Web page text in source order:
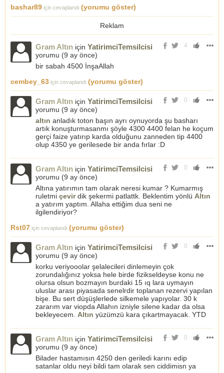
bashar89 için cevaplandı (yorumu göster)
Reklam
4
Gram Altın için YatirimciTemsilcisi
yorumu (9 ay önce)
bir sabah 4500 İnşaAllah
cembey_63 için cevaplandı (yorumu göster)
0
Gram Altın için YatirimciTemsilcisi
yorumu (9 ay önce)
altın anladık toton başın ayrı oynuyorda şu basharı
artık konuşturmasanmı şöyle 4300 4400 felan he koçum
gerçi faize yatırıp karda olduğunu zanneden tip 4400
olup 4350 ye gerilesede bir anda fırlar :D
0
Gram Altın için YatirimciTemsilcisi
yorumu (9 ay önce)
Altına yatırımın tam olarak neresi kumar ? Kumarmış
ruletmi çevirdik şekermi patlattk. Beklentim yönlü Altın
a yatırım yaptım. Allaha ettiğim dua seni ne
ilgilendiriyor?
Rst07 için cevaplandı (yorumu göster)
0
Gram Altın için YatirimciTemsilcisi
yorumu (9 ay önce)
korku veriyooolar şelalecileri dinlemeyin çok
zorundalığınız yoksa hele birde fizikseldeyse konu ne
olursa olsun bozmayın burdaki 15 ıq lara uymayın
uluslar arası piyasada senelrdir toplanan rezervi yapılan
bişe. Bu sert düşüşlerlede silkemele yapıyolar. 30 k
zararım var viopda Allahın izniyle silene kadar da olsa
bekleyecem. Altın yüzümzü kara çıkartmayacak. YTD
0
Gram Altın için YatirimciTemsilcisi
yorumu (9 ay önce)
Bilader hastamısın 4250 den geriledi karını edip
satanlar oldu neyi bildi tam olarak sen ciddimisn ya